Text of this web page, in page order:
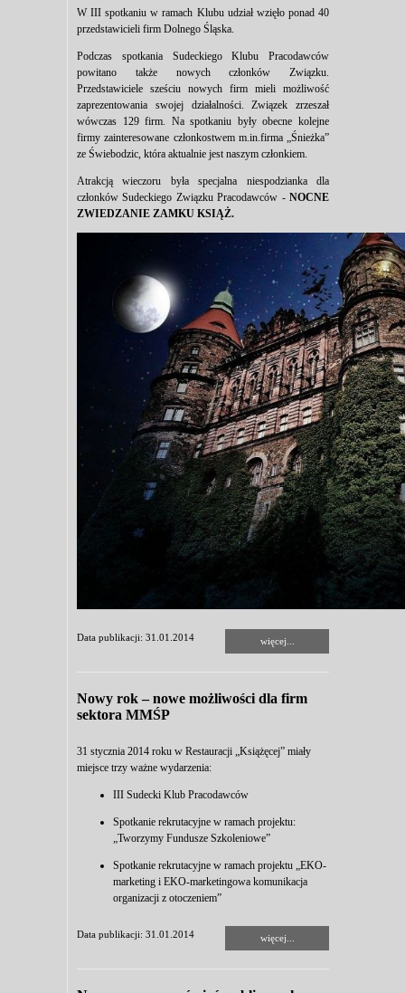
W III spotkaniu w ramach Klubu udział wzięło ponad 40
przedstawicieli firm Dolnego Śląska.
Podczas spotkania Sudeckiego Klubu Pracodawców
powitano także nowych członków Związku.
Przedstawiciele sześciu nowych firm mieli możliwość
zaprezentowania swojej działalności. Związek zrzeszał
wówczas 129 firm. Na spotkaniu były obecne kolejne
firmy zainteresowane członkostwem m.in.firma „Śnieżka”
ze Świebodzic, która aktualnie jest naszym członkiem.
Atrakcją wieczoru była specjalna niespodzianka dla
członków Sudeckiego Związku Pracodawców - NOCNE
ZWIEDZANIE ZAMKU KSIĄŻ.
Data publikacji: 31.01.2014 więcej...
Nowy rok – nowe możliwości dla firm
sektora MMŚP
31 stycznia 2014 roku w Restauracji „Książęcej” miały
miejsce trzy ważne wydarzenia:
III Sudecki Klub Pracodawców
Spotkanie rekrutacyjne w ramach projektu:
„Tworzymy Fundusze Szkoleniowe”
Spotkanie rekrutacyjne w ramach projektu „EKO-
marketing i EKO-marketingowa komunikacja
organizacji z otoczeniem”
Data publikacji: 31.01.2014 więcej...